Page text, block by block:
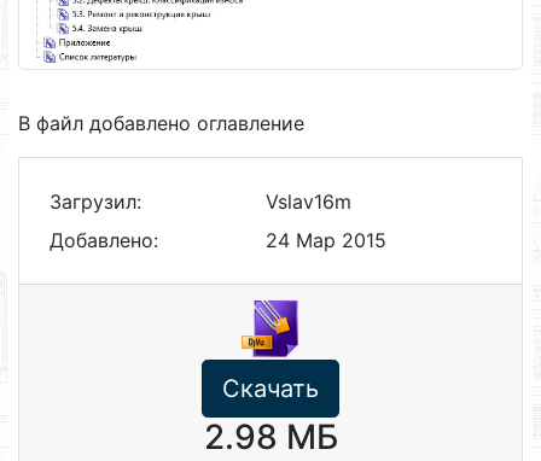
В файл добавлено оглавление
Загрузил:
Vslav16m
Добавлено:
24 Мар 2015
Скачать
2.98 МБ